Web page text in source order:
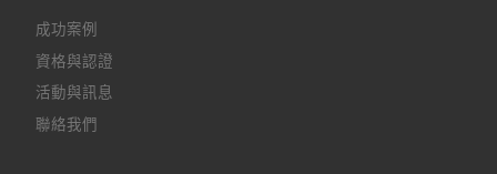
成功案例
資格與認證
活動與訊息
聯絡我們